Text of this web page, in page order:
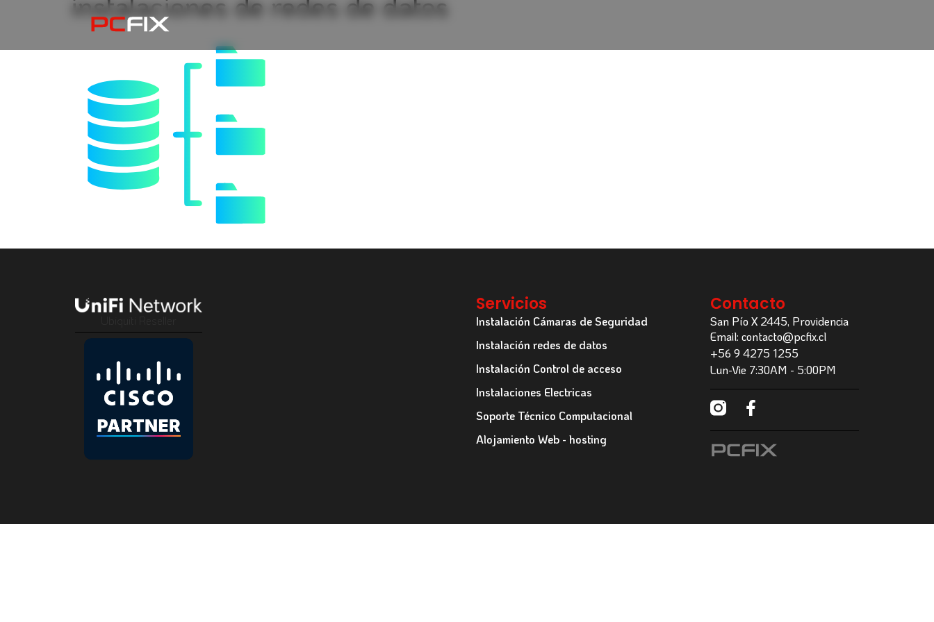
Servicios
Instalación Cámaras de Seguridad
Instalación redes de datos
Instalación Control de acceso
Instalaciones Electricas
Soporte Técnico Computacional
Alojamiento Web - hosting
Contacto
San Pío X 2445, Providencia
Email: contacto@pcfix.cl
+56 9 4275 1255
Lun-Vie 7:30AM - 5:00PM